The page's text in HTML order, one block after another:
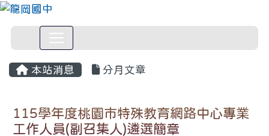
本站消息 分月文章
115學年度桃園市特殊教育網路中心專業
工作人員(副召集人)遴選簡章